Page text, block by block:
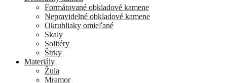
Formátované obkladové kamene
Nepravidelné obkladové kamene
Okruhliaky omieľané
Skaly
Solitéry
Štrky
Materiály
Žula
Mramor